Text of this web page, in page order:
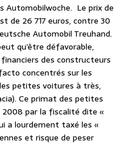
Automobilwoche. Le prix de
de 26 717 euros, contre 30
Automobil Treuhand.
qu’être défavorable,
des constructeurs
concentrés sur les
petites voitures à très,
Ce primat des petites
par la fiscalité dite «
a lourdement taxé les «
et risque de peser